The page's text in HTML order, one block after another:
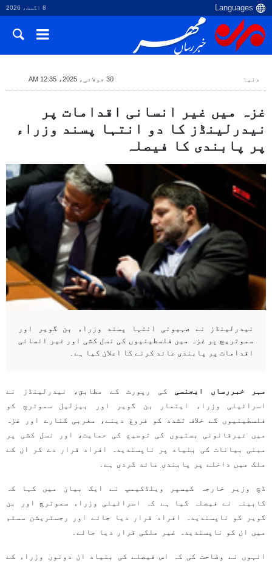
8 اگست، 2026
دنیا 30 جولائی، 2025، 12:35 AM
غزہ میں غیر انسانی اقدامات پر
نیدرلینڈز کا دو انتہا پسند وزراء
پر پابندی کا فیصلہ
نیدرلینڈز نے صہیونی انتہا پسند وزراء بن گویر اور
سموتریچ پر غزہ میں فلسطینیوں کی نسل کشی اور غیر انسانی
اقدامات پر پابندی عائد کرنے کا اعلان کیا ہے۔
مہر خبررساں ایجنسی کی رپورٹ کے مطابق، نیدرلینڈز نے
اسرائیلی وزراء ایتمار بن گویر اور بیزلیل سموترچ کو
فلسطینیوں کے خلاف تشدد کو فروغ دینے، مغربی کنارے اور غزہ
میں غیرقانونی بستیوں کی توسیع کی حمایت، اور نسل کشی پر
مبنی بیانات کی بنیاد پر ناپسندیدہ افراد قرار دے کر ان کے
ملک میں داخلے پر پابندی عائد کردی ہے۔
ڈچ وزیر خارجہ کیسپر ویلڈکیمپ نے ایک بیان میں کہا کہ
کابینہ نے فیصلہ کیا ہے کہ اسرائیلی وزراء سموترچ اور بن
گویر کو ناپسندیدہ افراد قرار دیا جائے اور رجسٹریشن سسٹم
میں ان کو ناپسندیدہ غیر ملکی قرار دیا جائے۔
انہوں نے وضاحت کی کہ اس فیصلے کی بنیاد ان دونوں وزراء کے